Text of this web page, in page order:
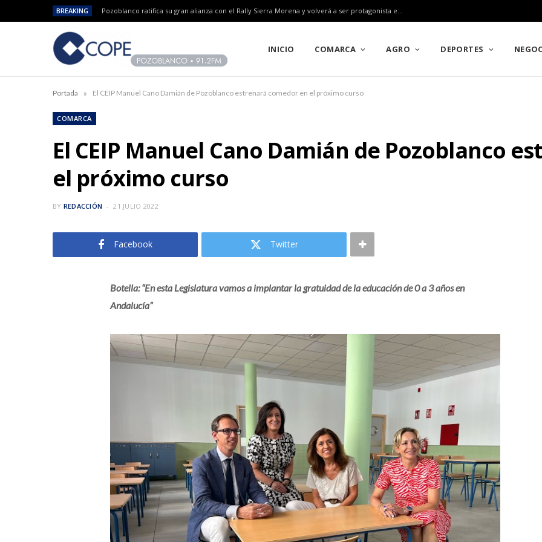
BREAKING Pozoblanco ratifica su gran alianza con el Rally Sierra Morena y volverá a ser protagonista en el Campeonato de Europa en 2027
INICIO COMARCA AGRO DEPORTES
Portada » El CEIP Manuel Cano Damián de Pozoblanco estrenará comedor en el próximo curso
COMARCA
El CEIP Manuel Cano Damián de Pozoblanco
el próximo curso
BY REDACCIÓN 21 JULIO 2022
Facebook Twitter
Botella: “En esta Legislatura vamos a implantar la gratuidad de la educación de 0 a 3 años en
Andalucía”